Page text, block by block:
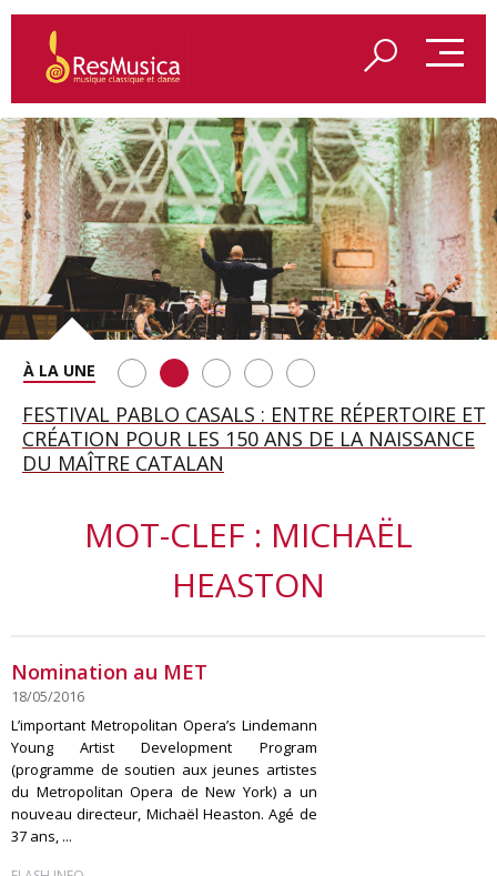
SAINT FRANÇOIS D’ASSISE À SALZBOURG, UNE
SOIRÉE IMMENSE PORTÉE PAR ROMEO
CASTELLUCCI ET MAXIME PASCAL
FESTIVAL PABLO CASALS : ENTRE RÉPERTOIRE ET
CRÉATION POUR LES 150 ANS DE LA NAISSANCE
DU MAÎTRE CATALAN
A BAYREUTH, LE 150E ANNIVERSAIRE DU RING
WAGNÉRIEN GÉNÉRÉ PAR L’IA
BETSY JOLAS FÊTE SON CENTIÈME
ANNIVERSAIRE
GEORGE BENJAMIN : « MES PARENTS AVAIENT
CETTE EXIGENCE DE L’OBJET CISELÉ »
MOT-CLEF : MICHAËL
HEASTON
Nomination au MET
18/05/2016
L’important Metropolitan Opera’s Lindemann
Young Artist Development Program
(programme de soutien aux jeunes artistes
du Metropolitan Opera de New York) a un
nouveau directeur, Michaël Heaston. Agé de
37 ans, ...